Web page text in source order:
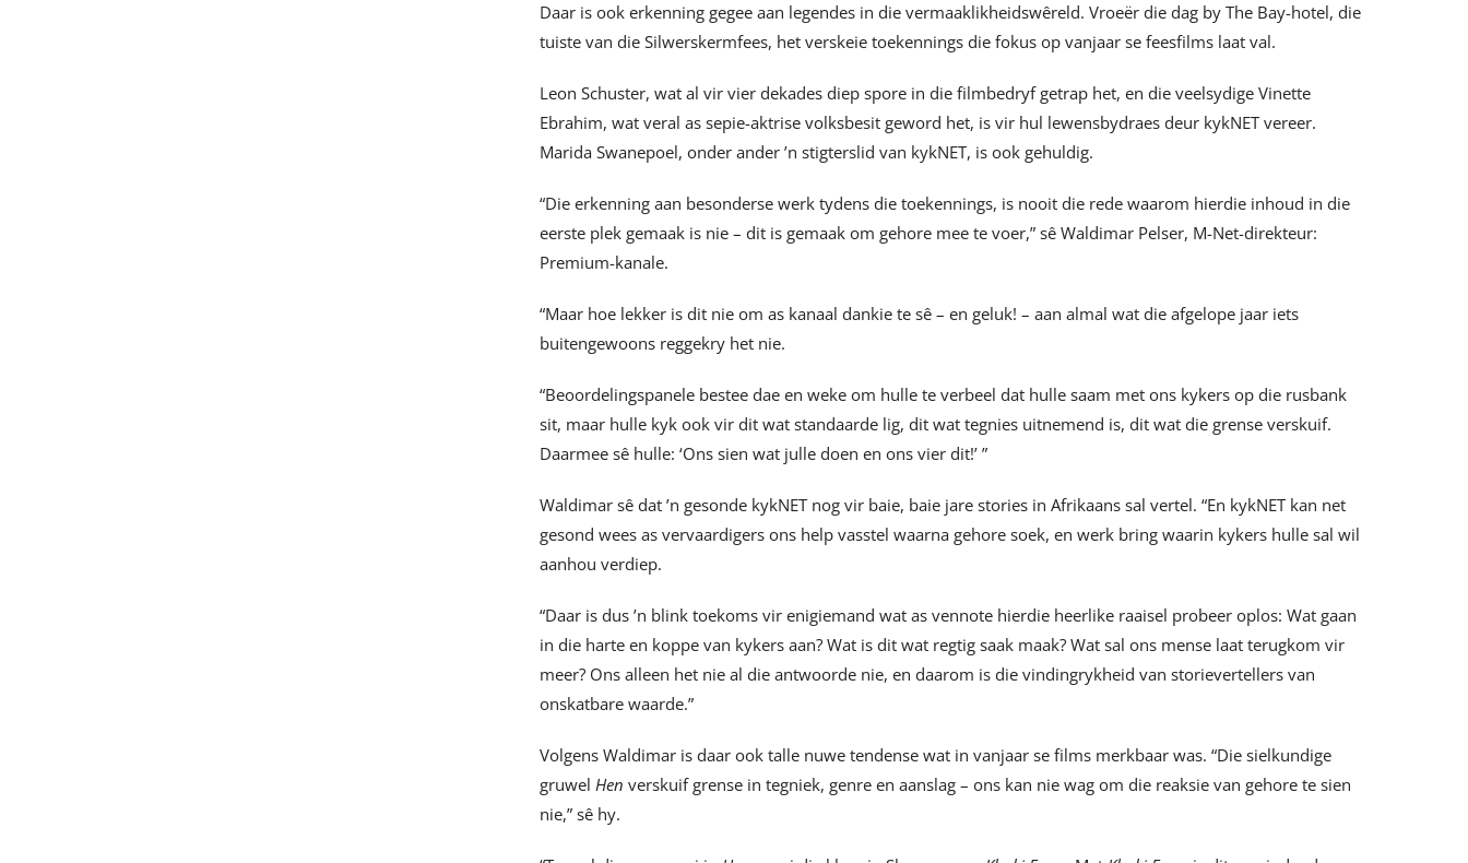
Daar is ook erkenning gegee aan legendes in die vermaaklikheidswêreld. Vroeër die dag by The Bay-hotel, die
tuiste van die Silwerskermfees, het verskeie toekennings die fokus op vanjaar se feesfilms laat val.
Leon Schuster, wat al vir vier dekades diep spore in die filmbedryf getrap het, en die veelsydige Vinette
Ebrahim, wat veral as sepie-aktrise volksbesit geword het, is vir hul lewensbydraes deur kykNET vereer.
Marida Swanepoel, onder ander ’n stigterslid van kykNET, is ook gehuldig.
“Die erkenning aan besonderse werk tydens die toekennings, is nooit die rede waarom hierdie inhoud in die
eerste plek gemaak is nie – dit is gemaak om gehore mee te voer,” sê Waldimar Pelser, M-Net-direkteur:
Premium-kanale.
“Maar hoe lekker is dit nie om as kanaal dankie te sê – en geluk! – aan almal wat die afgelope jaar iets
buitengewoons reggekry het nie.
“Beoordelingspanele bestee dae en weke om hulle te verbeel dat hulle saam met ons kykers op die rusbank
sit, maar hulle kyk ook vir dit wat standaarde lig, dit wat tegnies uitnemend is, dit wat die grense verskuif.
Daarmee sê hulle: ‘Ons sien wat julle doen en ons vier dit!’ ”
Waldimar sê dat ’n gesonde kykNET nog vir baie, baie jare stories in Afrikaans sal vertel. “En kykNET kan net
gesond wees as vervaardigers ons help vasstel waarna gehore soek, en werk bring waarin kykers hulle sal wil
aanhou verdiep.
“Daar is dus ’n blink toekoms vir enigiemand wat as vennote hierdie heerlike raaisel probeer oplos: Wat gaan
in die harte en koppe van kykers aan? Wat is dit wat regtig saak maak? Wat sal ons mense laat terugkom vir
meer? Ons alleen het nie al die antwoorde nie, en daarom is die vindingrykheid van storievertellers van
onskatbare waarde.”
Volgens Waldimar is daar ook talle nuwe tendense wat in vanjaar se films merkbaar was. “Die sielkundige
gruwelHen verskuif grense in tegniek, genre en aanslag – ons kan nie wag om die reaksie van gehore te sien
nie,” sê hy.